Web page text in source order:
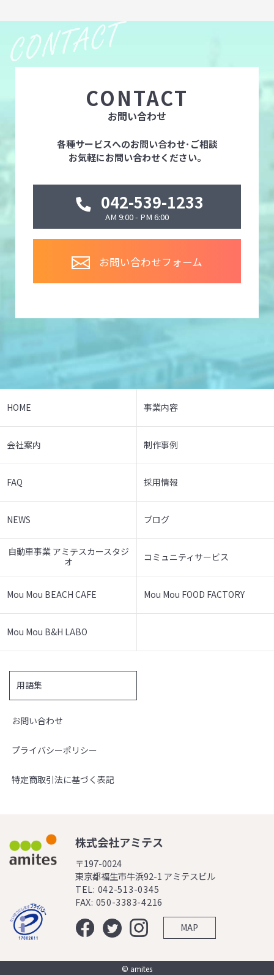
CONTACT
お問い合わせ
各種サービスへのお問い合わせ･ご相談
お気軽にお問い合わせください。
042-539-1233
AM 9:00 - PM 6:00
お問い合わせフォーム
HOME 事業内容
会社案内 制作事例
FAQ 採用情報
NEWS ブログ
自動車事業 アミテスカースタジ
オ
コミュニティサービス
Mou Mou BEACH CAFE Mou Mou FOOD FACTORY
Mou Mou B&H LABO
用語集
お問い合わせ
プライバシーポリシー
特定商取引法に基づく表記
株式会社アミテス
〒197-0024
東京都福生市牛浜92-1 アミテスビル
TEL: 042-513-0345
FAX: 050-3383-4216
MAP
© amites